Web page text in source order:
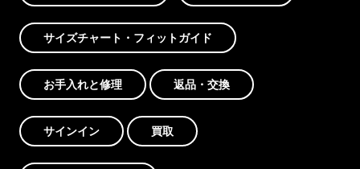
サイズチャート・フィットガイド
お手入れと修理 返品・交換
サインイン 買取